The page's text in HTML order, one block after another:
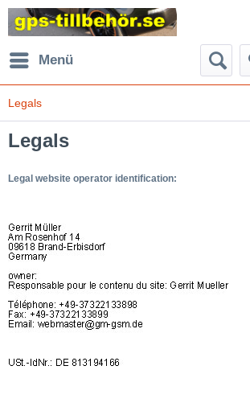
Menü
Legals
Legals
Legal website operator identification: